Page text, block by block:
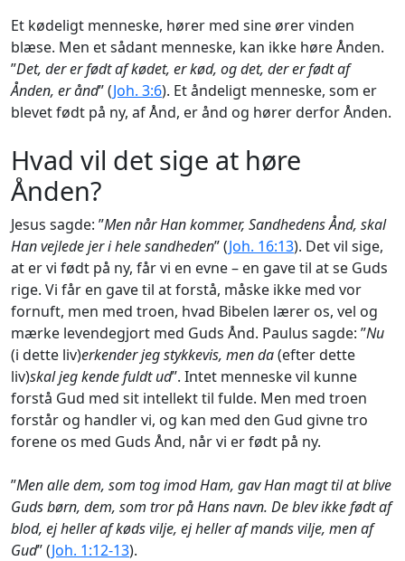
Et kødeligt menneske, hører med sine ører vinden
blæse. Men et sådant menneske, kan ikke høre Ånden.
”Det, der er født af kødet, er kød, og det, der er født af
Ånden, er ånd” (Joh. 3:6). Et åndeligt menneske, som er
blevet født på ny, af Ånd, er ånd og hører derfor Ånden.
Hvad vil det sige at høre
Ånden?
Jesus sagde: ”Men når Han kommer, Sandhedens Ånd, skal
Han vejlede jer i hele sandheden” (Joh. 16:13). Det vil sige,
at er vi født på ny, får vi en evne – en gave til at se Guds
rige. Vi får en gave til at forstå, måske ikke med vor
fornuft, men med troen, hvad Bibelen lærer os, vel og
mærke levendegjort med Guds Ånd. Paulus sagde: ”Nu
(i dette liv)erkender jeg stykkevis, men da(efter dette
liv)skal jeg kende fuldt ud”. Intet menneske vil kunne
forstå Gud med sit intellekt til fulde. Men med troen
forstår og handler vi, og kan med den Gud givne tro
forene os med Guds Ånd, når vi er født på ny.
”Men alle dem, som tog imod Ham, gav Han magt til at blive
Guds børn, dem, som tror på Hans navn. De blev ikke født af
blod, ej heller af køds vilje, ej heller af mands vilje, men af
Gud” (Joh. 1:12-13).